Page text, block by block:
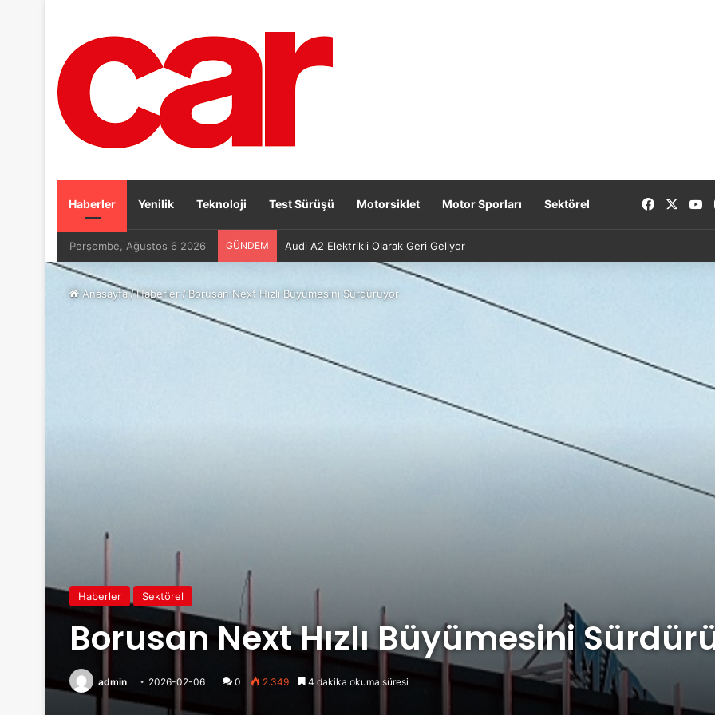
Haberler Yenilik Teknoloji Test Sürüşü Motorsiklet Motor Sporları Sektörel Facebook
Perşembe, Ağustos 6 2026 GÜNDEM Audi A2 Elektrikli Olarak Geri Geliyor
Anasayfa/Haberler /Borusan Next Hızlı Büyümesini Sürdürüyor
Haberler Sektörel
Borusan Next Hızlı Büyümesini
admin 2026-02-06 0 2.349 4 dakika okuma süresi